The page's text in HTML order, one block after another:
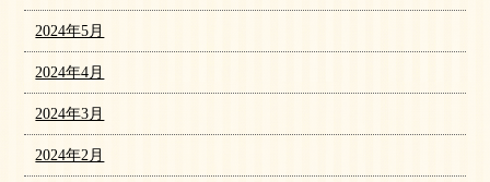
2024年5月
2024年4月
2024年3月
2024年2月